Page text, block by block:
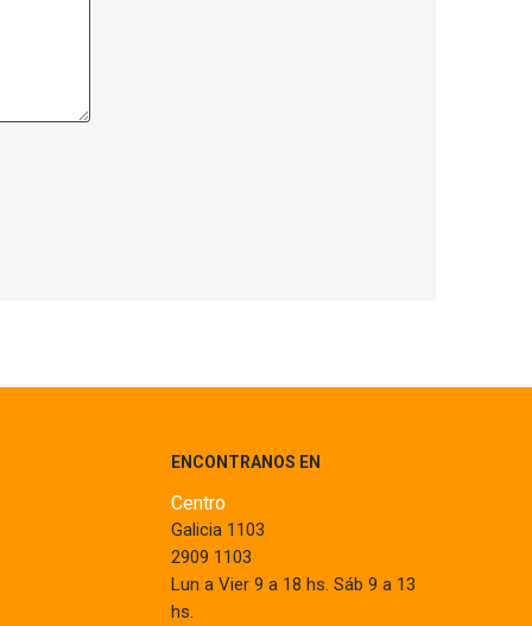
ENCONTRANOS EN
Centro
Galicia 1103
2909 1103
Lun a Vier 9 a 18 hs. Sáb 9 a 13
hs.